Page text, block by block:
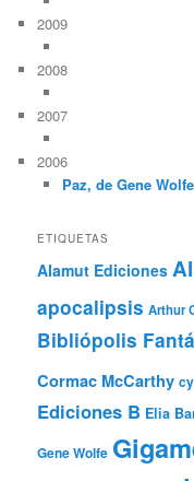
2009
2008
2007
2006
Paz, de Gene Wolfe
ETIQUETAS
Alamut Ediciones
apocalipsis Arthur
Bibliópolis
Cormac McCarthy
Ediciones B Elia
Gene Wolfe